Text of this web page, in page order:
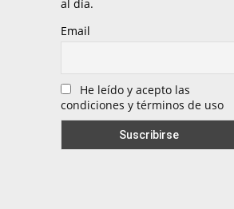
al día.
Email
He leído y acepto las
condiciones y términos de uso